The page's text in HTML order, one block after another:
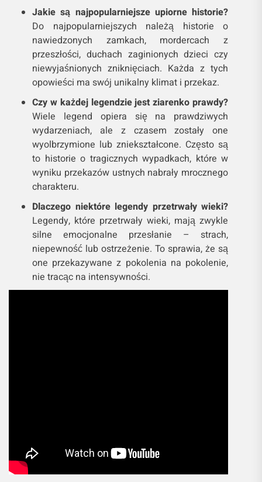
Jakie są najpopularniejsze upiorne historie?
Do najpopularniejszych należą historie o
nawiedzonych zamkach, mordercach z
przeszłości, duchach zaginionych dzieci czy
niewyjaśnionych zniknięciach. Każda z tych
opowieści ma swój unikalny klimat i przekaz.
Czy w każdej legendzie jest ziarenko prawdy?
Wiele legend opiera się na prawdziwych
wydarzeniach, ale z czasem zostały one
wyolbrzymione lub zniekształcone. Często są
to historie o tragicznych wypadkach, które w
wyniku przekazów ustnych nabrały mrocznego
charakteru.
Dlaczego niektóre legendy przetrwały wieki?
Legendy, które przetrwały wieki, mają zwykle
silne emocjonalne przesłanie – strach,
niepewność lub ostrzeżenie. To sprawia, że są
one przekazywane z pokolenia na pokolenie,
nie tracąc na intensywności.